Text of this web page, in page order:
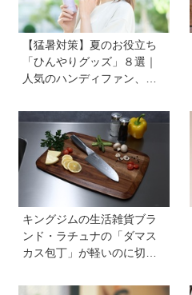
【猛暑対策】夏のお役立ち
「ひんやりグッズ」８選｜
人気のハンディファン、お
の暑さ対策セットなど
キングジムの生活雑貨ブラ
ンド・ラチュナの「ダマス
カス包丁」が軽いのに切れ
スから卒業【プレゼントあ